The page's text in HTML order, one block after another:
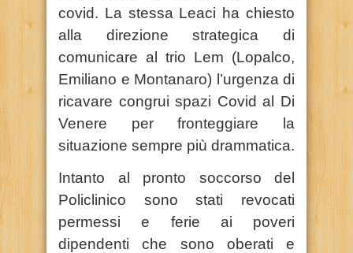
covid. La stessa Leaci ha chiesto
alla direzione strategica di
comunicare al trio Lem (Lopalco,
Emiliano e Montanaro) l’urgenza di
ricavare congrui spazi Covid al Di
Venere per fronteggiare la
situazione sempre più drammatica.
Intanto al pronto soccorso del
Policlinico sono stati revocati
permessi e ferie ai poveri
dipendenti che sono oberati e